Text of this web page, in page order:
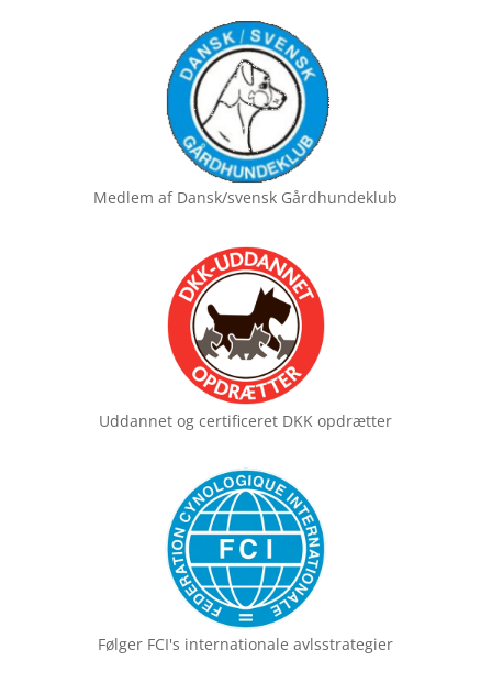
Medlem af Dansk/svensk Gårdhundeklub
Uddannet og certificeret DKK opdrætter
Følger FCI's internationale avlsstrategier